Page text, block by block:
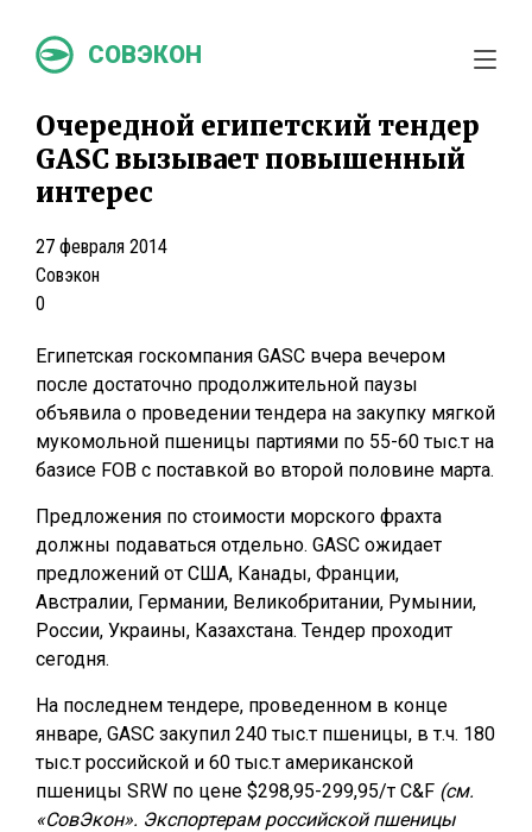
СОВЭКОН
Очередной египетский тендер
GASC вызывает повышенный
интерес
27 февраля 2014
Совэкон
0
Египетская госкомпания GASC вчера вечером
после достаточно продолжительной паузы
объявила о проведении тендера на закупку мягкой
мукомольной пшеницы партиями по 55-60 тыс.т на
базисе FOB с поставкой во второй половине марта.
Предложения по стоимости морского фрахта
должны подаваться отдельно. GASС ожидает
предложений от США, Канады, Франции,
Австралии, Германии, Великобритании, Румынии,
России, Украины, Казахстана. Тендер проходит
сегодня.
На последнем тендере, проведенном в конце
январе, GASC закупил 240 тыс.т пшеницы, в т.ч. 180
тыс.т российской и 60 тыс.т американской
пшеницы SRW по цене $298,95-299,95/т C&F (см.
«СовЭкон». Экспортерам российской пшеницы